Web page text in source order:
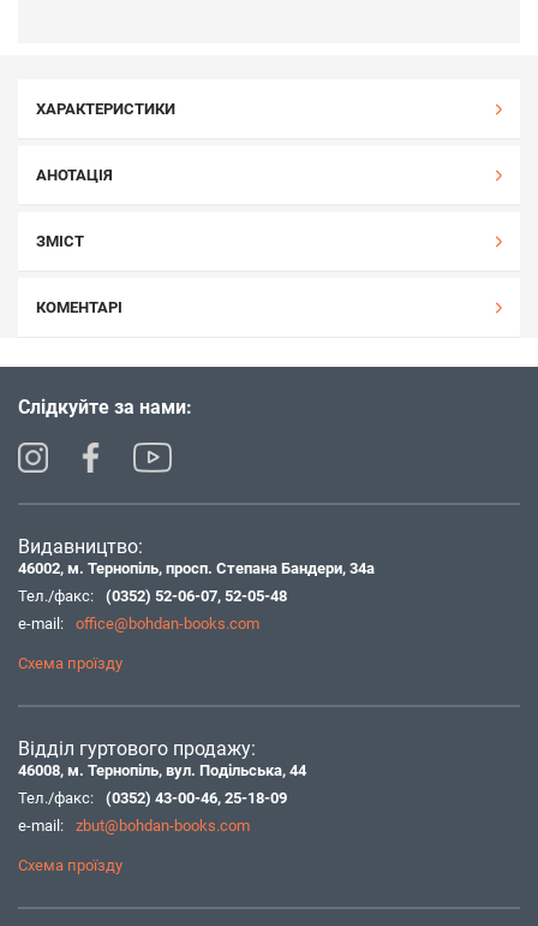
ХАРАКТЕРИСТИКИ
АНОТАЦІЯ
ЗМІСТ
КОМЕНТАРІ
Слідкуйте за нами:
Видавництво:
46002, м. Тернопіль, просп. Степана Бандери, 34а
Тел./факс:
(0352) 52-06-07, 52-05-48
e-mail:
office@bohdan-books.com
Схема проїзду
Відділ гуртового продажу:
46008, м. Тернопіль, вул. Подільська, 44
Тел./факс:
(0352) 43-00-46, 25-18-09
e-mail:
zbut@bohdan-books.com
Схема проїзду